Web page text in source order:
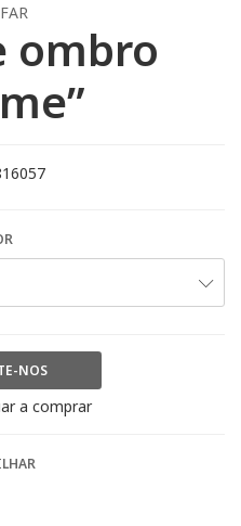
ombro
NOS
a comprar